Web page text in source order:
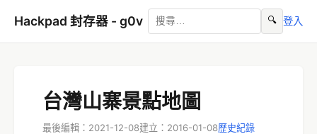
Hackpad 封存器 - g0v 🔍 登入
台灣山寨景點地圖
最後編輯：2021-12-08建立：2016-01-08歷史紀錄